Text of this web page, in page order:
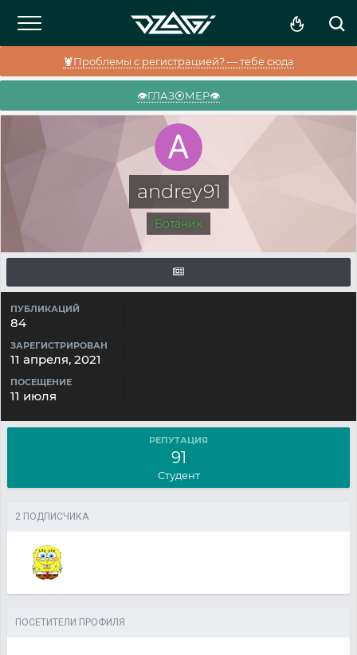
🦞Проблемы с регистрацией? — тебе сюда
👁️ГЛАЗ⦿МЕР👁️
andrey91
Ботаник
ПУБЛИКАЦИЙ
84
ЗАРЕГИСТРИРОВАН
11 апреля, 2021
ПОСЕЩЕНИЕ
11 июля
РЕПУТАЦИЯ
91
Студент
2 ПОДПИСЧИКА
ПОСЕТИТЕЛИ ПРОФИЛЯ